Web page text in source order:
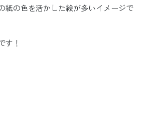
紙の色を活かした絵が多いイメージで
す！